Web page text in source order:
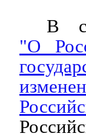
В
"О